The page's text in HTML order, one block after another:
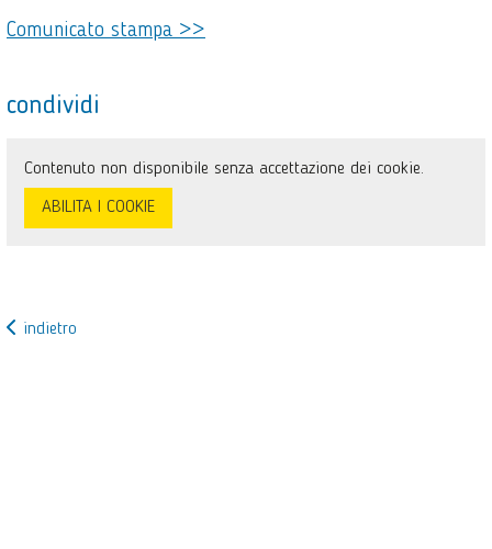
Comunicato stampa >>
condividi
Contenuto non disponibile senza accettazione dei cookie.
ABILITA I COOKIE
indietro